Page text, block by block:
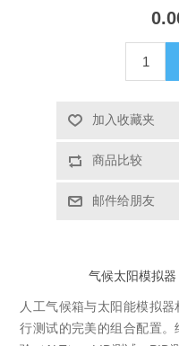
加入收藏夹
商品比较
邮件给朋友
气候太阳模拟
人工气候箱与太阳能模拟
行测试的完美的组合配置